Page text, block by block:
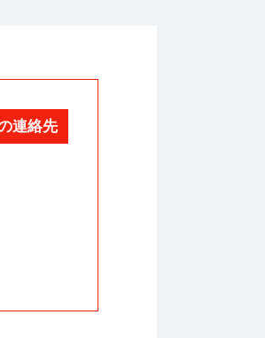
連絡先